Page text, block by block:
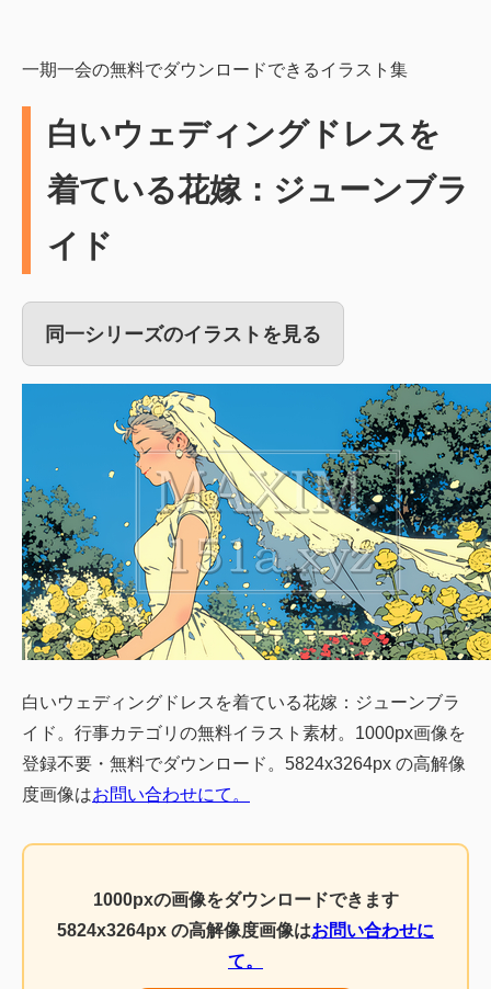
一期一会の無料でダウンロードできるイラスト集
白いウェディングドレスを
着ている花嫁：ジューンブラ
イド
同一シリーズのイラストを見る
白いウェディングドレスを着ている花嫁：ジューンブラ
イド。行事カテゴリの無料イラスト素材。1000px画像を
登録不要・無料でダウンロード。5824x3264px の高解像
度画像はお問い合わせにて。
1000pxの画像をダウンロードできます
5824x3264px の高解像度画像はお問い合わせに
て。